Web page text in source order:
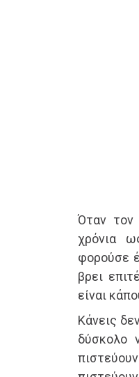
Όταν τον
χρόνια
φορούσε
βρει
είναι
Κάνεις
δύσκολο